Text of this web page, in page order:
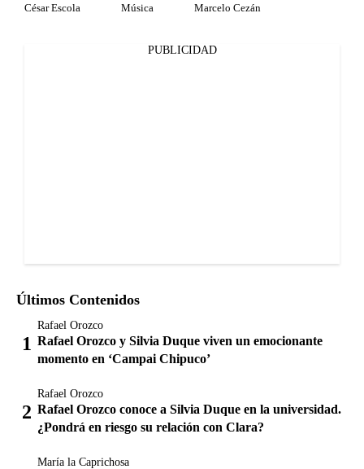
César Escola Música Marcelo Cezán
PUBLICIDAD
Últimos Contenidos
Rafael Orozco
Rafael Orozco y Silvia Duque viven un emocionante
momento en ‘Campai Chipuco’
Rafael Orozco
Rafael Orozco conoce a Silvia Duque en la universidad.
¿Pondrá en riesgo su relación con Clara?
María la Caprichosa